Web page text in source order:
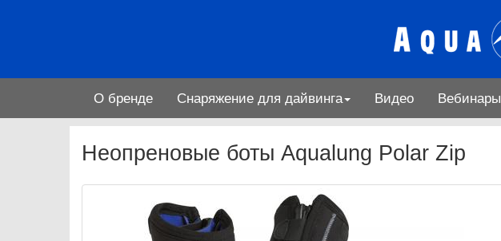
О бренде Снаряжение для дайвинга Видео Вебинары
Неопреновые боты Aqualung Polar Zip